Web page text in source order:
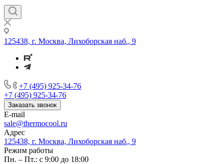
125438, г. Москва, Лихоборская наб., 9
+7 (495) 925-34-76
+7 (495) 925-34-76
Заказать звонок
E-mail
sale@thermocool.ru
Адрес
125438, г. Москва, Лихоборская наб., 9
Режим работы
Пн. – Пт.: с 9:00 до 18:00